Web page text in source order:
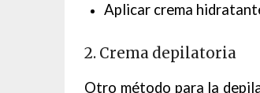
Aplicar crema
2. Crema depilatoria
Otro método para la